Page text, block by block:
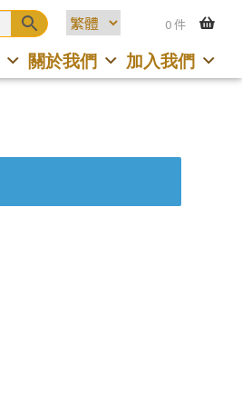
0 件
關於我們 加入我們